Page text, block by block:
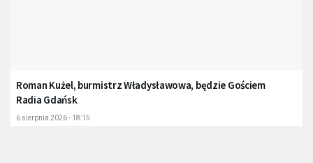
Roman Kużel, burmistrz Władysławowa, będzie Gościem
Radia Gdańsk
6 sierpnia 2026 - 18:15